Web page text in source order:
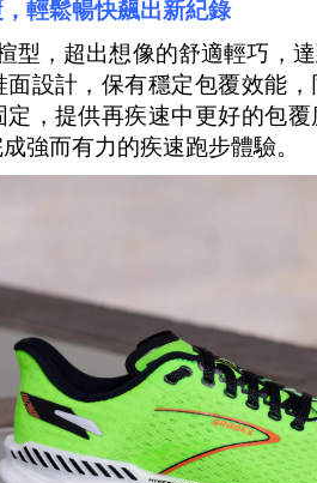
輕鬆暢快飆出新紀錄
型，超出想像的舒適輕巧，
面設計，保有穩定包覆效能
，提供再疾速中更好的包
強而有力的疾速跑步體驗。